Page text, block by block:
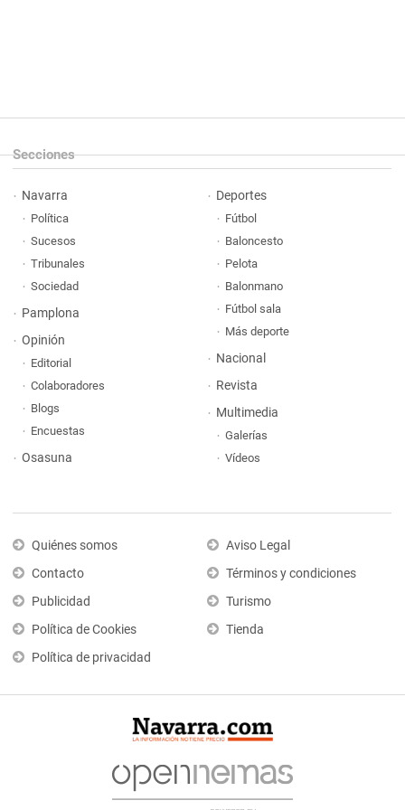
Secciones
Navarra
Política
Sucesos
Tribunales
Sociedad
Pamplona
Opinión
Editorial
Colaboradores
Blogs
Encuestas
Osasuna
Deportes
Fútbol
Baloncesto
Pelota
Balonmano
Fútbol sala
Más deporte
Nacional
Revista
Multimedia
Galerías
Vídeos
Quiénes somos
Contacto
Publicidad
Política de Cookies
Política de privacidad
Aviso Legal
Términos y condiciones
Turismo
Tienda